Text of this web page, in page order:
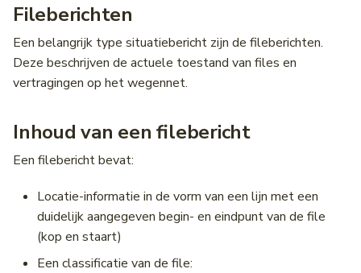
Fileberichten
Een belangrijk type situatiebericht zijn de fileberichten.
Deze beschrijven de actuele toestand van files en
vertragingen op het wegennet.
Inhoud van een filebericht
Een filebericht bevat:
Locatie-informatie in de vorm van een lijn met een
duidelijk aangegeven begin- en eindpunt van de file
(kop en staart)
Een classificatie van de file: